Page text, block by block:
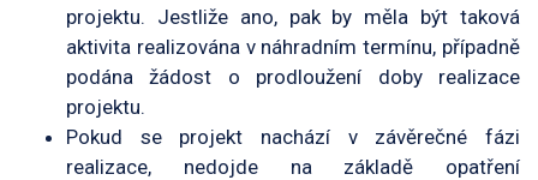
projektu. Jestliže ano, pak by měla být taková
aktivita realizována v náhradním termínu, případně
podána žádost o prodloužení doby realizace
projektu.
Pokud se projekt nachází v závěrečné fázi
realizace, nedojde na základě opatření